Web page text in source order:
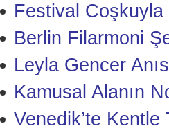
Festival Coşkuyla
Berlin Filarmoni
Leyla Gencer
Kamusal Alanın
Venedik’te